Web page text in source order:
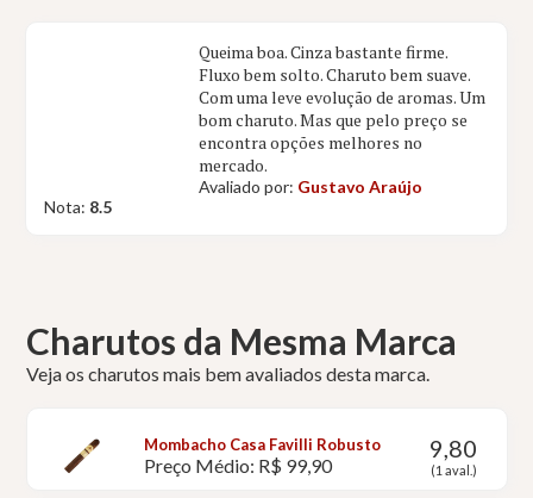
Queima boa. Cinza bastante firme.
Fluxo bem solto. Charuto bem suave.
Com uma leve evolução de aromas. Um
bom charuto. Mas que pelo preço se
encontra opções melhores no
mercado.
Avaliado por: Gustavo Araújo
Nota: 8.5
Charutos da Mesma Marca
Veja os charutos mais bem avaliados desta marca.
Mombacho Casa Favilli Robusto
Preço Médio: R$ 99,90
9,80
(1 aval.)